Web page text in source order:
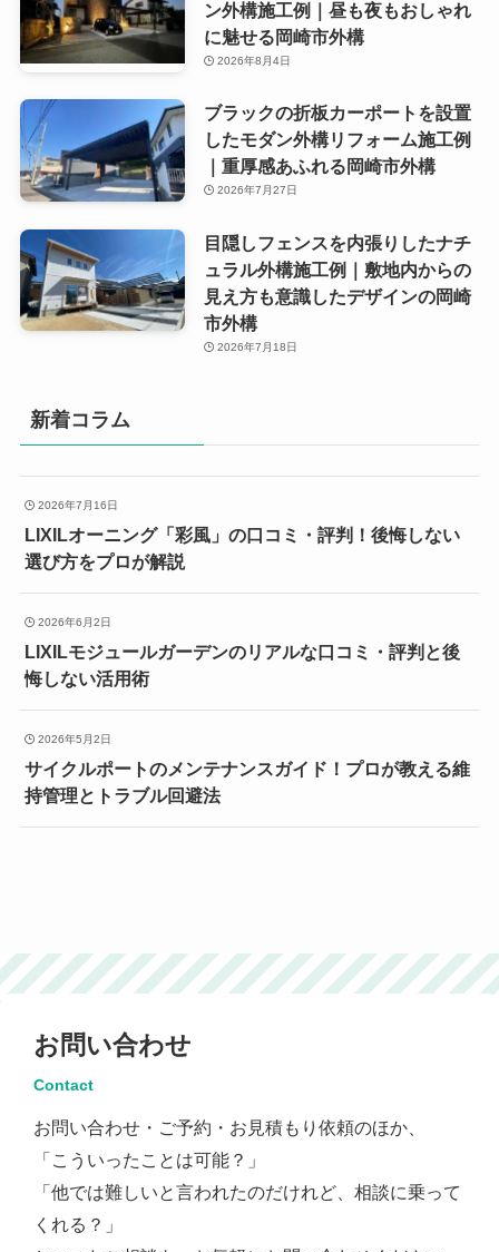
ン外構施工例｜昼も夜もおしゃれ
に魅せる岡崎市外構
2026年8月4日
ブラックの折板カーポートを設置
したモダン外構リフォーム施工例
｜重厚感あふれる岡崎市外構
2026年7月27日
目隠しフェンスを内張りしたナチ
ュラル外構施工例｜敷地内からの
見え方も意識したデザインの岡崎
市外構
2026年7月18日
新着コラム
2026年7月16日
LIXILオーニング「彩風」の口コミ・評判！後悔しない
選び方をプロが解説
2026年6月2日
LIXILモジュールガーデンのリアルな口コミ・評判と後
悔しない活用術
2026年5月2日
サイクルポートのメンテナンスガイド！プロが教える維
持管理とトラブル回避法
お問い合わせ
Contact
お問い合わせ・ご予約・お見積もり依頼のほか、
「こういったことは可能？」
「他では難しいと言われたのだけれど、相談に乗って
くれる？」